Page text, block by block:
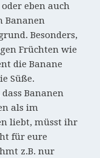
eben auch
Bananen
Besonders,
Früchten wie
die Banane
Süße.
Bananen
als im
liebt, müsst ihr
für eure
z.B. nur